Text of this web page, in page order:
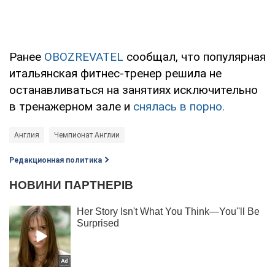
Ранее OBOZREVATEL сообщал, что популярная
итальянская фитнес-тренер решила не
останавливаться на занятиях исключительно
в тренажерном зале и снялась в порно.
Англия Чемпионат Англии
Редакционная политика